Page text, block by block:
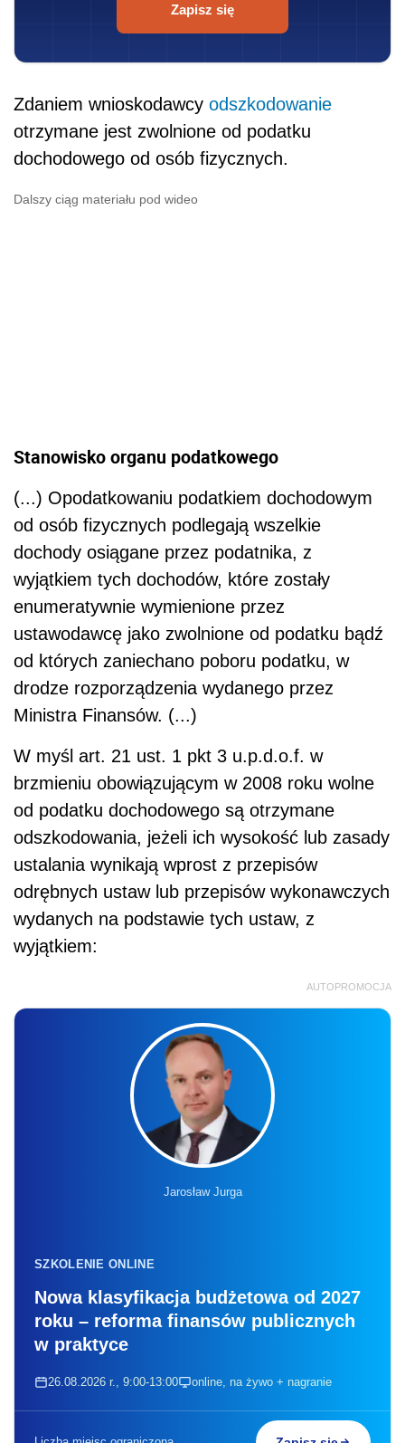
Zapisz się
Zdaniem wnioskodawcy odszkodowanie
otrzymane jest zwolnione od podatku
dochodowego od osób fizycznych.
Dalszy ciąg materiału pod wideo
Stanowisko organu podatkowego
(...) Opodatkowaniu podatkiem dochodowym
od osób fizycznych podlegają wszelkie
dochody osiągane przez podatnika, z
wyjątkiem tych dochodów, które zostały
enumeratywnie wymienione przez
ustawodawcę jako zwolnione od podatku bądź
od których zaniechano poboru podatku, w
drodze rozporządzenia wydanego przez
Ministra Finansów. (...)
W myśl art. 21 ust. 1 pkt 3 u.p.d.o.f. w
brzmieniu obowiązującym w 2008 roku wolne
od podatku dochodowego są otrzymane
odszkodowania, jeżeli ich wysokość lub zasady
ustalania wynikają wprost z przepisów
odrębnych ustaw lub przepisów wykonawczych
wydanych na podstawie tych ustaw, z
wyjątkiem:
AUTOPROMOCJA
Jarosław Jurga
SZKOLENIE ONLINE
Nowa klasyfikacja budżetowa od 2027
roku – reforma finansów publicznych
w praktyce
26.08.2026 r., 9:00-13:00 online, na żywo + nagranie